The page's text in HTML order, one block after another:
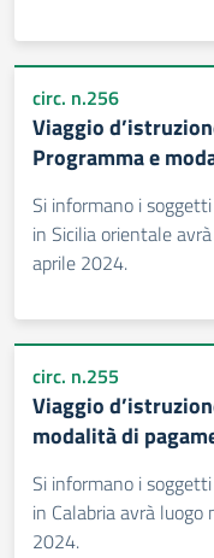
circ. n.256
Viaggio
Programma e
Si informano i
in Sicilia orientale
aprile 2024.
circ. n.255
Viaggio
modalità di
Si informano i
in Calabria avrà
2024.